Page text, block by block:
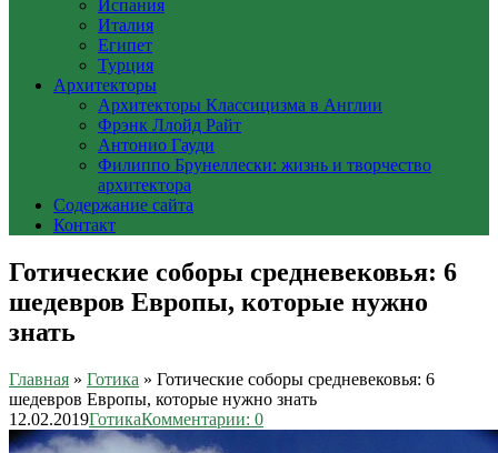
Испания
Италия
Египет
Турция
Архитекторы
Архитекторы Классицизма в Англии
Фрэнк Ллойд Райт
Антонио Гауди
Филиппо Брунеллески: жизнь и творчество
архитектора
Содержание сайта
Контакт
Готические соборы средневековья: 6
шедевров Европы, которые нужно
знать
Главная » Готика » Готические соборы средневековья: 6
шедевров Европы, которые нужно знать
12.02.2019ГотикаКомментарии: 0